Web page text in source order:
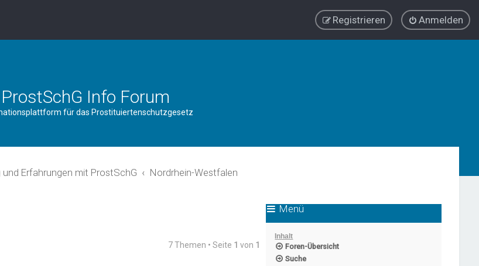
Anmelden
Registrieren
ProstSchG Info Forum
für das Prostituiertenschutzgesetz
Erfahrungen mit ProstSchG Nordrhein-Westfalen
7 Themen • Seite 1 von 1
Menü
Inhalt
Foren-Übersicht
Suche